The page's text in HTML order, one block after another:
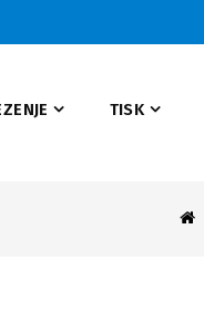
TISK